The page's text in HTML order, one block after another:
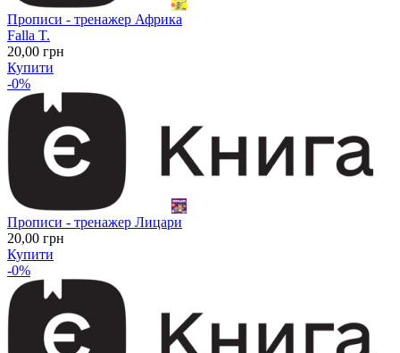
Прописи - тренажер Африка
Falla T.
20,00 грн
Купити
-0%
Прописи - тренажер Лицари
20,00 грн
Купити
-0%